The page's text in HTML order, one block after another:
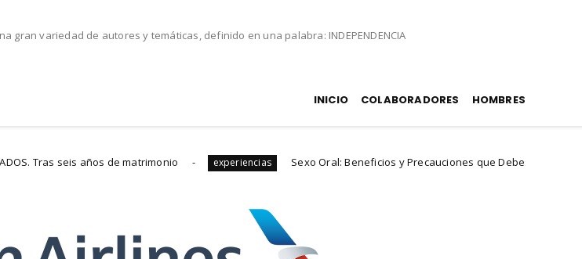
variedad de autores y temáticas, definido en una palabra: INDEPENDENCIA
INICIO COLABORADORES HOMBRES
matrimonio experiencias Sexo Oral: Beneficios y Precauciones que Debes Conocer experiencias